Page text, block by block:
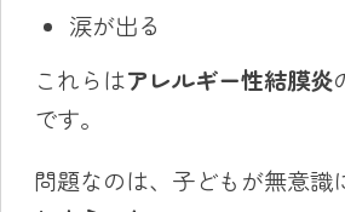
涙が出る
これらはアレルギー性結膜炎
です。
問題なのは、子どもが無意識